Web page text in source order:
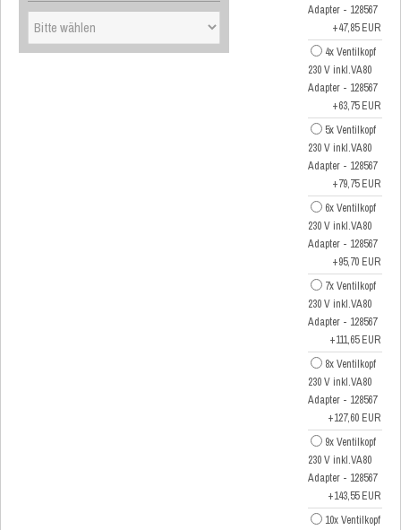
Adapter - 128567
+47,85 EUR
4x Ventilkopf
230 V inkl.VA80
Adapter - 128567
+63,75 EUR
5x Ventilkopf
230 V inkl.VA80
Adapter - 128567
+79,75 EUR
6x Ventilkopf
230 V inkl.VA80
Adapter - 128567
+95,70 EUR
7x Ventilkopf
230 V inkl.VA80
Adapter - 128567
+111,65 EUR
8x Ventilkopf
230 V inkl.VA80
Adapter - 128567
+127,60 EUR
9x Ventilkopf
230 V inkl.VA80
Adapter - 128567
+143,55 EUR
10x Ventilkopf